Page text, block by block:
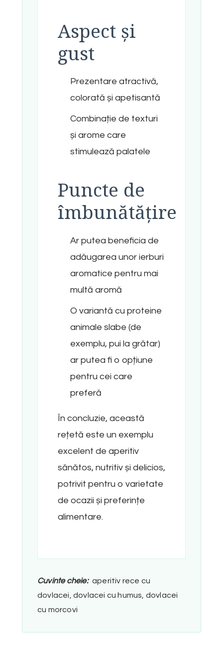
Aspect și
gust
Prezentare atractivă,
colorată și apetisantă
Combinație de texturi
și arome care
stimulează palatele
Puncte de
îmbunătățire
Ar putea beneficia de
adăugarea unor ierburi
aromatice pentru mai
multă aromă
O variantă cu proteine
animale slabe (de
exemplu, pui la grătar)
ar putea fi o opțiune
pentru cei care
preferă
În concluzie, această
rețetă este un exemplu
excelent de aperitiv
sănătos, nutritiv și delicios,
potrivit pentru o varietate
de ocazii și preferințe
alimentare.
Cuvinte cheie: aperitiv rece cu
dovlacei, dovlacei cu humus, dovlacei
cu morcovi